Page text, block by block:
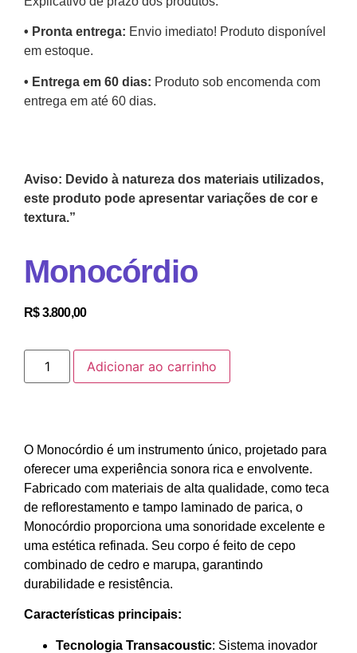
•⁠ ⁠Pronta entrega: Envio imediato! Produto disponível
em estoque.
•⁠ Entrega em 60 dias: Produto sob encomenda com
entrega em até 60 dias.
Aviso: Devido à natureza dos materiais utilizados,
este produto pode apresentar variações de cor e
textura.”
Monocórdio
R$3.800,00
Adicionar ao carrinho
O Monocórdio é um instrumento único, projetado para
oferecer uma experiência sonora rica e envolvente.
Fabricado com materiais de alta qualidade, como teca
de reflorestamento e tampo laminado de parica, o
Monocórdio proporciona uma sonoridade excelente e
uma estética refinada. Seu corpo é feito de cepo
combinado de cedro e marupa, garantindo
durabilidade e resistência.
Características principais:
Tecnologia Transacoustic: Sistema inovador